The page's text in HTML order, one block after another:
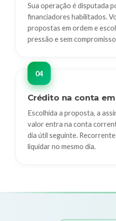
Sua operação é disputada
financiadores habilitados.
propostas em ordem e
pressão e sem compromisso.
Crédito na conta em
Escolhida a proposta, a
valor entra na conta
dia útil seguinte.
liquidar no mesmo dia.